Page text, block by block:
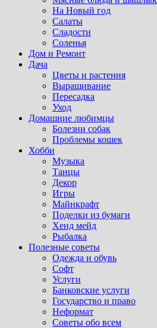
На Новый год
Салаты
Сладости
Соленья
Дом и Ремонт
Дача
Цветы и растения
Выращивание
Пересадка
Уход
Домашние любимцы
Болезни собак
Проблемы кошек
Хобби
Музыка
Танцы
Декор
Игры
Майнкрафт
Поделки из бумаги
Хенд мейд
Рыбалка
Полезные советы
Одежда и обувь
Софт
Услуги
Банковские услуги
Государство и право
Неформат
Советы обо всем